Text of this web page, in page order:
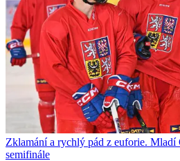
Zklamání a rychlý pád z euforie. Mladí
semifinále